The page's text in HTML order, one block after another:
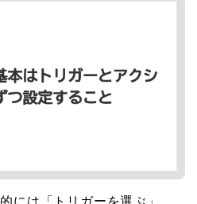
には「トリガーを選ぶ」